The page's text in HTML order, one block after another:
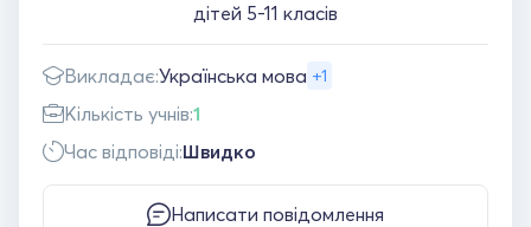
дітей 5-11 класів
Викладає:Українська мова +1
Кількість учнів:1
Час відповіді:Швидко
Написати повідомлення